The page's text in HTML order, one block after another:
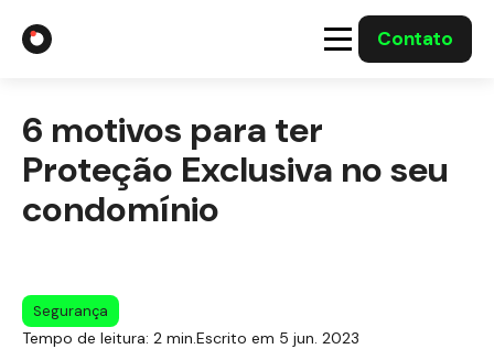
Contato
Soluções
Integrações com o Governo
6 motivos para ter
Proteção Exclusiva no seu
condomínio
Segurança
Tempo de leitura: 2 min.Escrito em 5 jun. 2023